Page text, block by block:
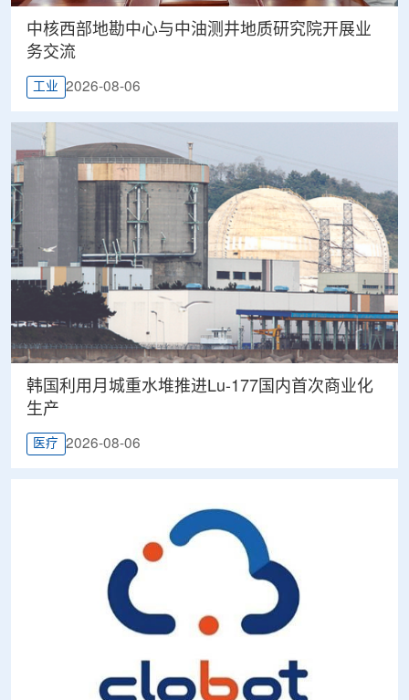
中核西部地勘中心与中油测井地质研究院开展业
务交流
工业 2026-08-06
韩国利用月城重水堆推进Lu-177国内首次商业化
生产
医疗 2026-08-06